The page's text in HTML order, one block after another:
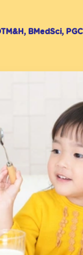
BMedSci,